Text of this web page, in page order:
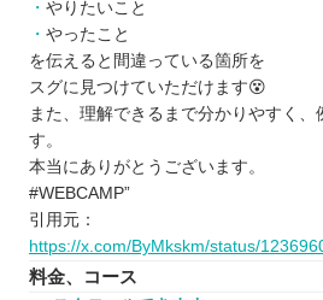
やりたいこと
やったこと
を伝えると間違っている箇所を
スグに見つけていただけます😵
また、理解できるまで分かりやすく、
す。
本当にありがとうございます。
#WEBCAMP”
引用元：
https://x.com/ByMkskm/status/
料金、コース